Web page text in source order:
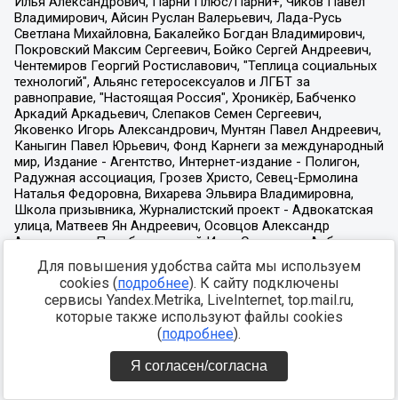
Для повышения удобства сайта мы используем
cookies (подробнее). К сайту подключены
сервисы Yandex.Metrika, LiveInternet, top.mail.ru,
которые также используют файлы cookies
(подробнее).
Я согласен/согласна